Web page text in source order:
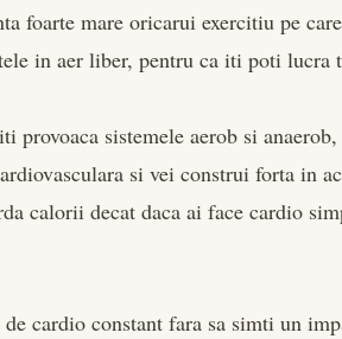
foarte mare oricarui exercitiu pe
in aer liber, pentru ca iti poti lucra
provoaca sistemele aerob si anaerob,
si vei construi forta in
calorii decat daca ai face cardio
cardio constant fara sa simti un